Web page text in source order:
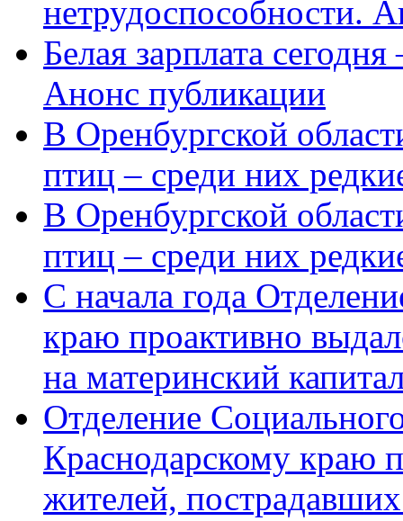
нетрудоспособности.
Белая зарплата
Анонс публикации
В Оренбургской
птиц – среди них
В Оренбургской
птиц – среди них
С начала года
краю проактивно
на материнский
Отделение
Краснодарскому краю
жителей,